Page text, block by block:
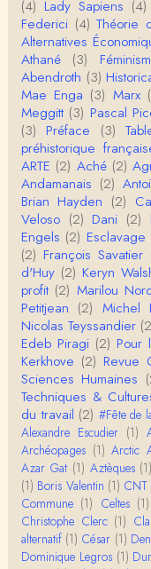
roland
IROQUOIS
mas S.
e ne comp…
roland
Merci de
i concerne
n…
Christophe
Pour ce qui
effet été
Roland
L'histoire
nement de
Anonymous
Je viens de
"le blob" à
Yves Le
En effet,
tu entends
Claude Julien
« Nous
re
oi…
Christophe
Encore
(4) Lady Sapiens (4)
Federici (4) Théorie
Alternatives
Athané
(3)
Abendroth (3)
Mae Enga (3) Marx
Meggitt (3) Pascal
(3) Préface (3)
préhistorique
ARTE (2) Aché (2)
Andamanais (2)
Brian Hayden (2)
Veloso (2) Dani (2)
Engels (2) Esclavage
(2) François Savatier
d'Huy (2) Keryn
profit (2) Marilou
Petitjean (2) Michel
Nicolas Teyssandier
Edeb Piragi (2) Pour
Kerkhove (2) Revue
Sciences Humaines
Techniques &
du travail (2) #Fête de
Alexandre Escudier (1)
Archéopages (1) Arctic
Azar Gat (1) Aztèques (1)
(1) Boris Valentin (1) CNT
Commune (1) Celtes (1)
Christophe Clerc (1)
alternatif (1) César (1)
Dominique Legros (1)